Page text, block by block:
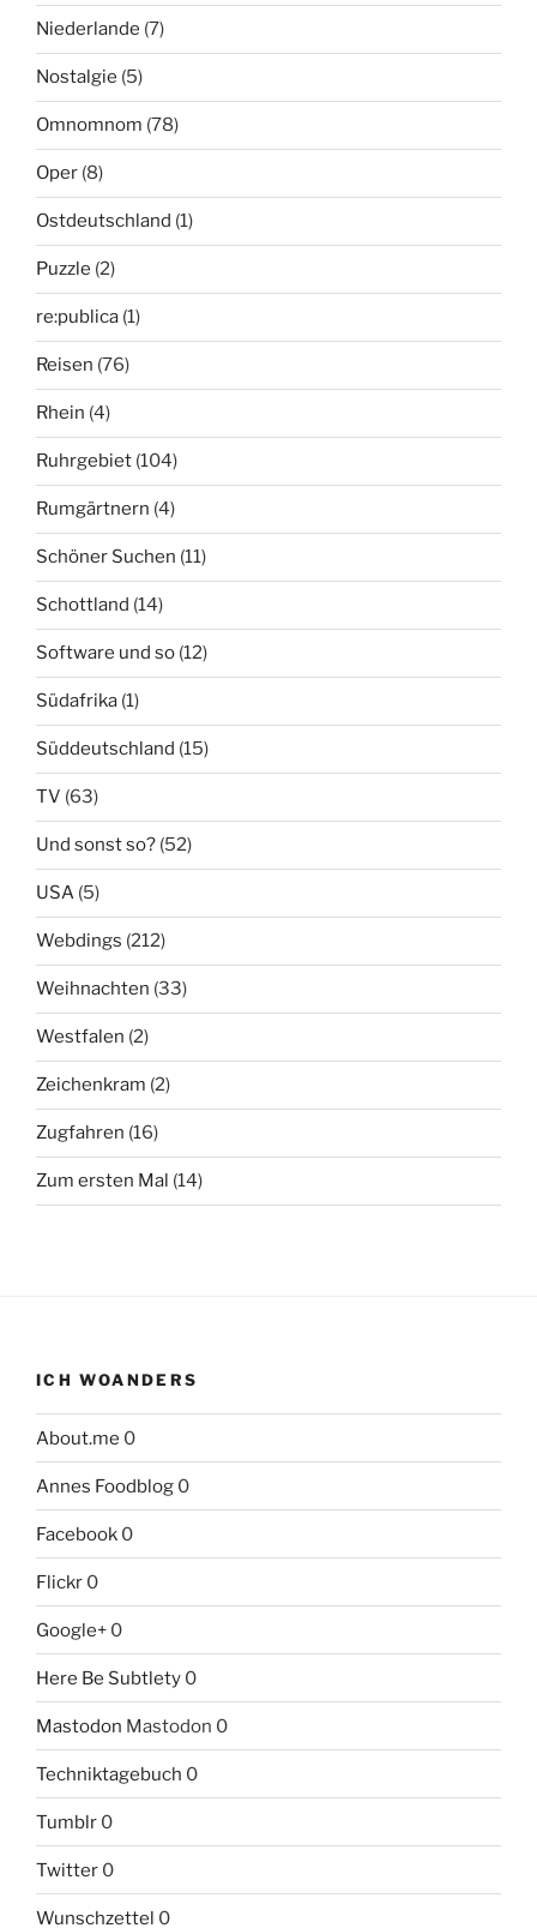
Niederlande (7)
Nostalgie (5)
Omnomnom (78)
Oper (8)
Ostdeutschland (1)
Puzzle (2)
re:publica (1)
Reisen (76)
Rhein (4)
Ruhrgebiet (104)
Rumgärtnern (4)
Schöner Suchen (11)
Schottland (14)
Software und so (12)
Südafrika (1)
Süddeutschland (15)
TV (63)
Und sonst so? (52)
USA (5)
Webdings (212)
Weihnachten (33)
Westfalen (2)
Zeichenkram (2)
Zugfahren (16)
Zum ersten Mal (14)
ICH WOANDERS
About.me 0
Annes Foodblog 0
Facebook 0
Flickr 0
Google+ 0
Here Be Subtlety 0
Mastodon Mastodon 0
Techniktagebuch 0
Tumblr 0
Twitter 0
Wunschzettel 0